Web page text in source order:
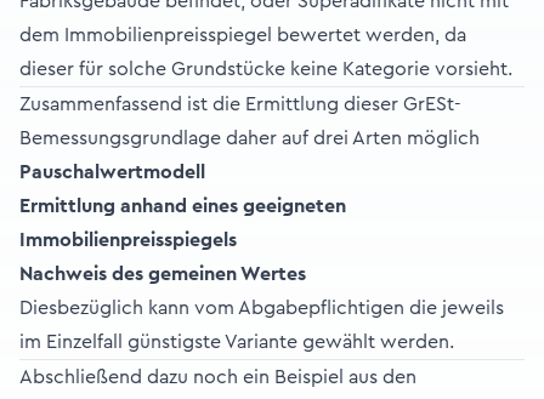
dem Immobilienpreisspiegel bewertet werden, da
dieser für solche Grundstücke keine Kategorie vorsieht.
Zusammenfassend ist die Ermittlung dieser GrESt-
Bemessungsgrundlage daher auf drei Arten möglich
Pauschalwertmodell
Ermittlung anhand eines geeig­neten
Immobilienpreisspiegels
Nachweis des gemeinen Wertes
Diesbezüglich kann vom Abgabepflichtigen die jeweils
im Einzelfall günstigste Variante gewählt werden.
Abschließend dazu noch ein Beispiel aus den